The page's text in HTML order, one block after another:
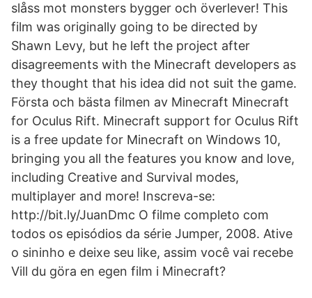
slåss mot monsters bygger och överlever! This
film was originally going to be directed by
Shawn Levy, but he left the project after
disagreements with the Minecraft developers as
they thought that his idea did not suit the game.
Första och bästa filmen av Minecraft Minecraft
for Oculus Rift. Minecraft support for Oculus Rift
is a free update for Minecraft on Windows 10,
bringing you all the features you know and love,
including Creative and Survival modes,
multiplayer and more! Inscreva-se:
http://bit.ly/JuanDmc O filme completo com
todos os episódios da série Jumper, 2008. Ative
o sininho e deixe seu like, assim você vai recebe
Vill du göra en egen film i Minecraft?